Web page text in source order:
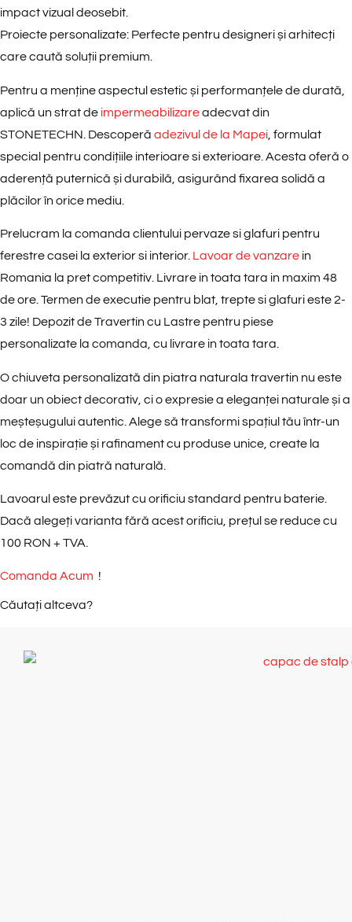
impact vizual deosebit.
Proiecte personalizate: Perfecte pentru designeri și arhitecți
care caută soluții premium.
Pentru a menține aspectul estetic și performanțele de durată,
aplică un strat de impermeabilizareadecvat din
STONETECHN. Descoperă adezivul de la Mapei , formulat
special pentru condițiile interioare si exterioare. Acesta oferă o
aderență puternică și durabilă, asigurând fixarea solidă a
plăcilor în orice mediu.
Prelucram la comanda clientului pervaze si glafuri pentru
ferestre casei la exterior si interior. Lavoar de vanzare in
Romania la pret competitiv. Livrare in toata tara in maxim 48
de ore. Termen de executie pentru blat, trepte si glafuri este 2-
3 zile! Depozit de Travertin cu Lastre pentru piese
personalizate la comanda, cu livrare in toata tara.
Ochiuveta personalizată din piatra naturala travertin nu este
doar un obiect decorativ, ci o expresie a eleganței naturale și a
meșteșugului autentic. Alege să transformi spațiul tău într-un
loc de inspirație și rafinament cu produse unice, create la
comandă din piatră naturală.
Lavoarul este prevăzut cu orificiu standard pentru baterie.
Dacă alegeți varianta fără acest orificiu, prețul se reduce cu
100 RON + TVA.
Comanda Acum !
Căutați altceva?